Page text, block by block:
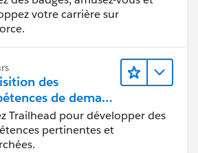
votre carrière sur
des
de demain
Trailhead pour développer des
pertinentes et